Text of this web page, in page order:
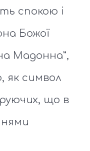
спокою і
Божої
Мадонна”,
як символ
що в